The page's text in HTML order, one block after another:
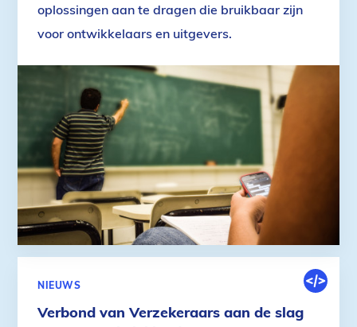
oplossingen aan te dragen die bruikbaar zijn
voor ontwikkelaars en uitgevers.
Verbond van Verzekeraars aan de slag
NIEUWS
DIGITALE